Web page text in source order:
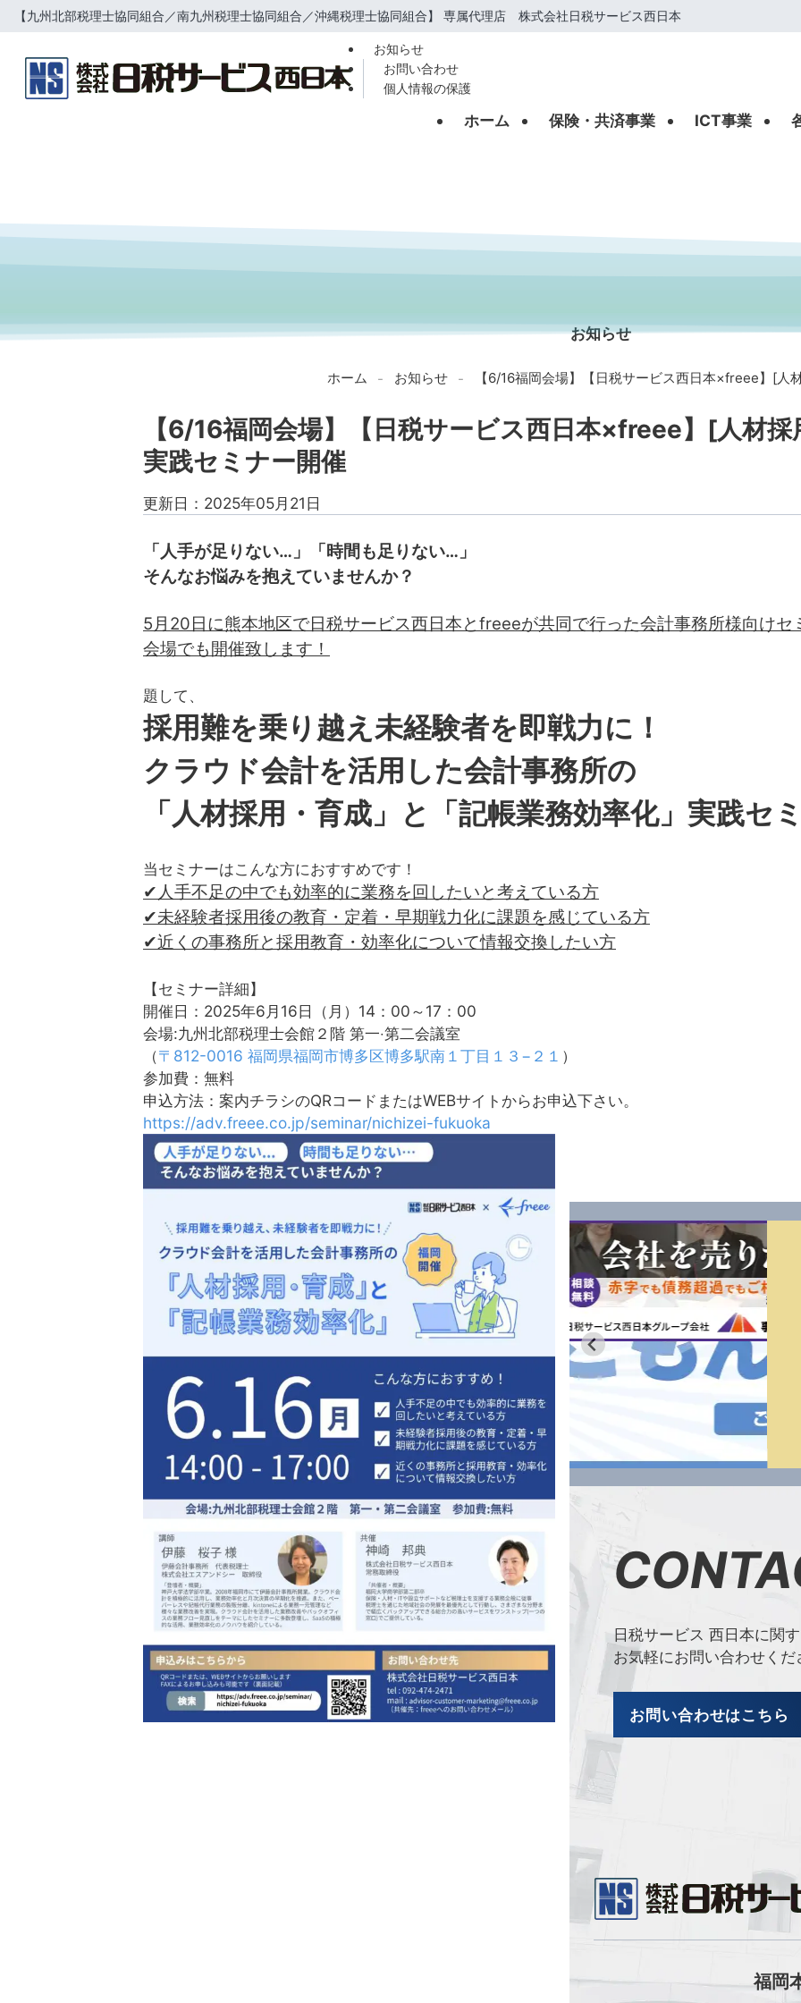
【九州北部税理士協同組合／南九州税理士協同組合／沖縄税理士協同組合】 専属代理店 株式会社日税サービス西日本
お知らせ
お問い合わせ
個人情報の保護
ホーム 保険・共済事業 ICT事業
INFORMATION
お知らせ
ホーム - お知らせ - 【6/16福岡会場】【日税サービス西日本×freee】[
【6/16福岡会場】【日税サービス西日本×freee】[人材
実践セミナー開催
更新日：2025年05月21日
「人手が足りない…」
「時間も足りない…」
そんなお悩みを抱えていませんか？
5月20日に熊本地区で日税サービス西日本とfreeeが共同で行った会計事務所様向けセ
会場でも開催致します！
題して、
採用難を乗り越え未経験者を即戦力に！
クラウド会計を活用した会計事務所の
「人材採用・育成」と「記帳業務効率化」実践セ
当セミナーはこんな方におすすめです！
✔人手不足の中でも効率的に業務を回したいと考えている方
✔未経験者採用後の教育・定着・早期戦力化に課題を感じている方
✔近くの事務所と採用教育・効率化について情報交換したい方
【セミナー詳細】
開催日：2025年6月16日（月）14：00～17：00
会場:九州北部税理⼠会館２階 第⼀‧第⼆会議室
（〒812-0016 福岡県福岡市博多区博多駅南１丁目１３−２１ ）
参加費：無料
申込方法：案内チラシのQRコードまたはWEBサイトからお申込下さい。
https://adv.freee.co.jp/seminar/nichizei-fukuoka
日税サービス 西日本に関
お気軽にお問い合わせくだ
お問い合わせはこちら
福岡